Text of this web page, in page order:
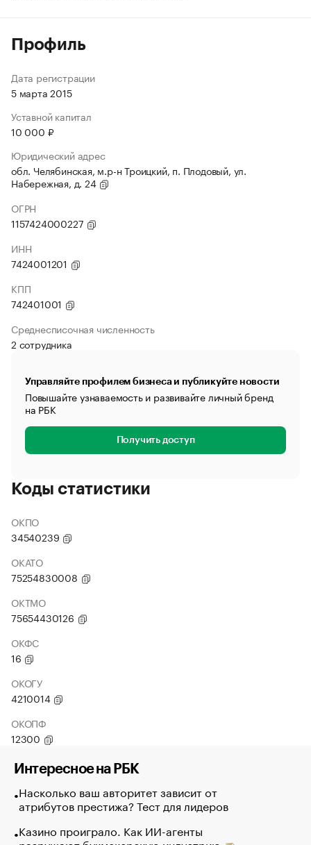
Профиль
Дата регистрации
5 марта 2015
Уставной капитал
10 000 ₽
Юридический адрес
обл. Челябинская, м.р-н Троицкий, п. Плодовый, ул.
Набережная, д. 24
ОГРН
1157424000227
ИНН
7424001201
КПП
742401001
Среднесписочная численность
2 сотрудника
Управляйте профилем бизнеса и публикуйте новости
Повышайте узнаваемость и развивайте личный бренд
на РБК
Получить доступ
Коды статистики
ОКПО
34540239
ОКАТО
75254830008
ОКТМО
75654430126
ОКФС
16
ОКОГУ
4210014
ОКОПФ
12300
Интересное на РБК
Насколько ваш авторитет зависит от
атрибутов престижа? Тест для лидеров
Казино проиграло. Как ИИ-агенты